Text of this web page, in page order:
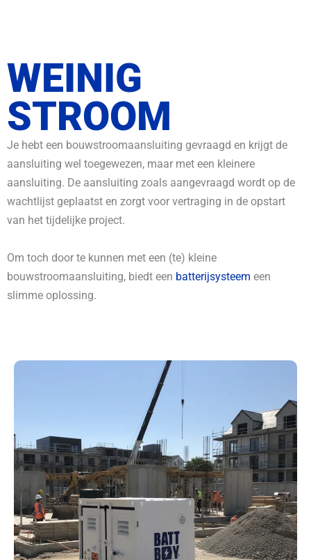
WEINIG
STROOM
Je hebt een bouwstroomaansluiting gevraagd en krijgt de
aansluiting wel toegewezen, maar met een kleinere
aansluiting. De aansluiting zoals aangevraagd wordt op de
wachtlijst geplaatst en zorgt voor vertraging in de opstart
van het tijdelijke project.
Om toch door te kunnen met een (te) kleine
bouwstroomaansluiting, biedt een batterijsysteem een
slimme oplossing.